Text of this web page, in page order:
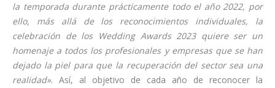
la temporada durante prácticamente todo el año 2022, por
ello, más allá de los reconocimientos individuales, la
celebración de los Wedding Awards 2023 quiere ser un
homenaje a todos los profesionales y empresas que se han
dejado la piel para que la recuperación del sector sea una
realidad». Así, al objetivo de cada año de reconocer la